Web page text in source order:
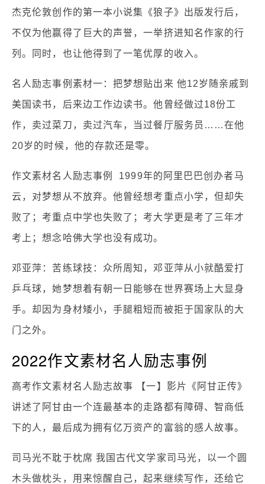
杰克伦敦创作的第一本小说集《狼子》出版发行后，
不仅为他赢得了巨大的声誉，一举挤进知名作家的行
列。同时，也让他得到了一笔优厚的收入。
名人励志事例素材一：把梦想贴出来 他12岁随亲戚到
美国读书，后来边工作边读书。他曾经做过18份工
作，卖过菜刀，卖过汽车，当过餐厅服务员……在他
20岁的时候，他的存款还是零。
作文素材名人励志事例 1999年的阿里巴巴创办者马
云，对梦想从不放弃。他曾经想考重点小学，但却失
败了；考重点中学也失败了；考大学更是考了三年才
考上；想念哈佛大学也没有成功。
邓亚萍：苦练球技：众所周知，邓亚萍从小就酷爱打
乒乓球，她梦想着有朝一日能够在世界赛场上大显身
手。却因为身材矮小，手腿粗短而被拒于国家队的大
门之外。
2022作文素材名人励志事例
高考作文素材名人励志故事 【一】影片《阿甘正传》
讲述了阿甘由一个连最基本的走路都有障碍、智商低
下的人，最后成为拥有亿万资产的富翁的感人故事。
司马光不耽于枕席 我国古代文学家司马光，以一个圆
木头做枕头，用来惊醒自己，起来继续写作，还给它